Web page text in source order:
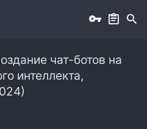
чат-ботов на
интеллекта,